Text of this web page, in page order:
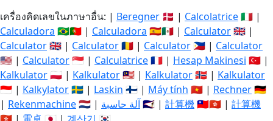
เครื่องคิดเลขในภาษาอื่น: | Beregner 🇩🇰 | Calcolatrice🇮🇹 |
Calculadora 🇧🇷🇵🇹 | Calculadora 🇪🇸🇲🇽 | Calculator🇬🇧 |
Calculator🇬🇧 | Calculator🇷🇴 | Calculator 🇵🇭 | Calculator
🇺🇸 | Calculator🇸🇬 | Calculatrice🇫🇷 | Hesap Makinesi 🇹🇷 |
Kalkulator🇵🇱 | Kalkulator🇲🇾 | Kalkulator🇳🇴 | Kalkulator
🇮🇩 | Kalkylator🇸🇪 | Laskin 🇫🇮 | Máy tính 🇻🇳 | Rechner🇩🇪
| Rekenmachine🇳🇱 | آلة حاسبة🇸🇦 | 計算機🇹🇼🇭🇰 | 計算機